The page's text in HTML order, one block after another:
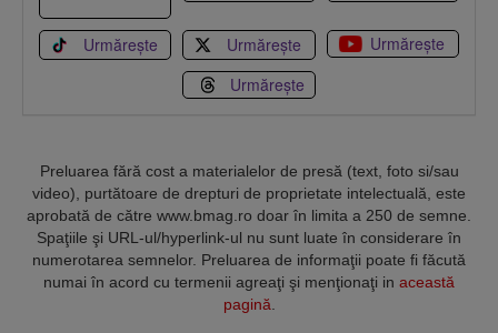
Urmărește Urmărește
Urmărește
Urmărește
Preluarea fără cost a materialelor de presă (text, foto si/sau
video), purtătoare de drepturi de proprietate intelectuală, este
aprobată de către www.bmag.ro doar în limita a 250 de semne.
Spaţiile şi URL-ul/hyperlink-ul nu sunt luate în considerare în
numerotarea semnelor. Preluarea de informaţii poate fi făcută
numai în acord cu termenii agreaţi şi menţionaţi in această
pagină.